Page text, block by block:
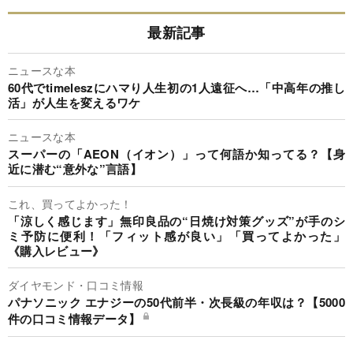
最新記事
ニュースな本
60代でtimeleszにハマり人生初の1人遠征へ…「中高年の推し
活」が人生を変えるワケ
ニュースな本
スーパーの「AEON（イオン）」って何語か知ってる？【身
近に潜む“意外な”言語】
これ、買ってよかった！
「涼しく感じます」無印良品の“日焼け対策グッズ”が手のシ
ミ予防に便利！「フィット感が良い」「買ってよかった」
《購入レビュー》
ダイヤモンド・口コミ情報
パナソニック エナジーの50代前半・次長級の年収は？【5000
件の口コミ情報データ】